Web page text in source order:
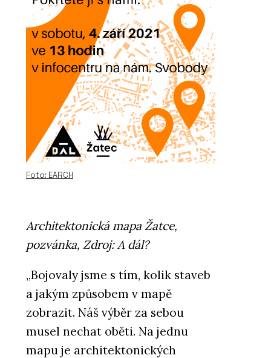
Foto: EARCH
Architektonická mapa Žatce,
pozvánka, Zdroj: A dál?
„Bojovaly jsme s tím, kolik staveb
a jakým způsobem v mapě
zobrazit. Náš výběr za sebou
musel nechat oběti. Na jednu
mapu je architektonických